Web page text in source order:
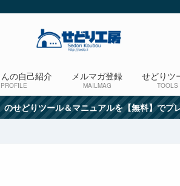
の自己紹介
PROFILE
メルマガ登録
MAILMAG
せどりツ
TOOLS
のせどりツール＆マニュアルを【無料】でプ